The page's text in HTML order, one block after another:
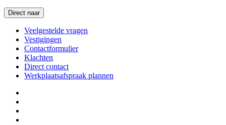
Direct naar
Veelgestelde vragen
Vestigingen
Contactformulier
Klachten
Direct contact
Werkplaatsafspraak plannen